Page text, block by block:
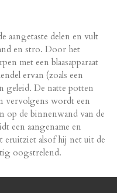
aangetaste delen en vult
en stro. Door het
met een blaasapparaat
ervan (zoals een
geleid. De natte potten
vervolgens wordt een
op de binnenwand van de
een aangename en
eruitziet alsof hij net uit de
oogstrelend.